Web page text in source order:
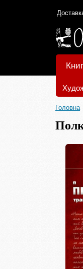
Головна